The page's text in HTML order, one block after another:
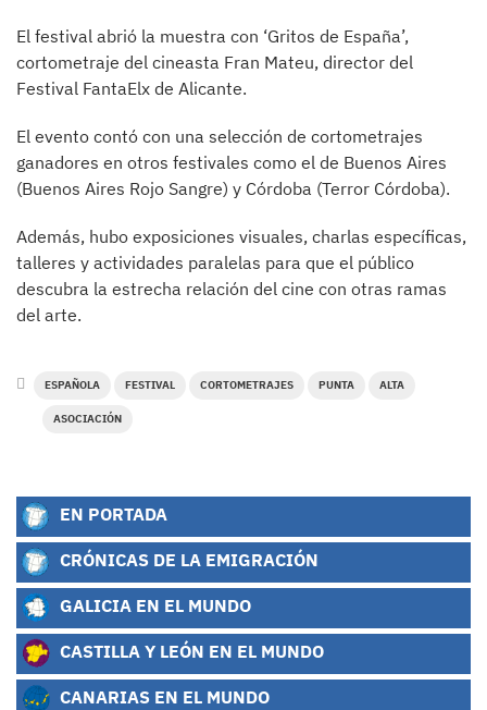
El festival abrió la muestra con ‘Gritos de España’,
cortometraje del cineasta Fran Mateu, director del
Festival FantaElx de Alicante.
El evento contó con una selección de cortometrajes
ganadores en otros festivales como el de Buenos Aires
(Buenos Aires Rojo Sangre) y Córdoba (Terror Córdoba).
Además, hubo exposiciones visuales, charlas específicas,
talleres y actividades paralelas para que el público
descubra la estrecha relación del cine con otras ramas
del arte.
ESPAÑOLA FESTIVAL CORTOMETRAJES PUNTA ALTA
ASOCIACIÓN
EN PORTADA
CRÓNICAS DE LA EMIGRACIÓN
GALICIA EN EL MUNDO
CASTILLA Y LEÓN EN EL MUNDO
CANARIAS EN EL MUNDO